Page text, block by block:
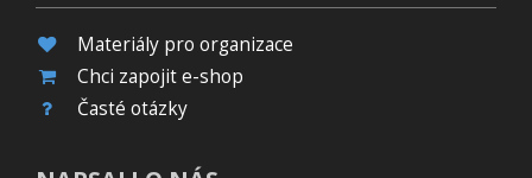
Materiály pro organizace
Chci zapojit e-shop
Časté otázky